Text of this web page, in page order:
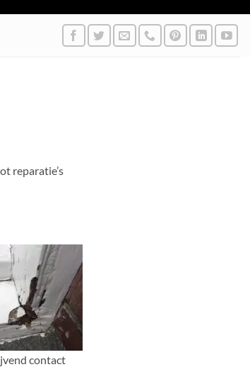
reparatie’s
contact